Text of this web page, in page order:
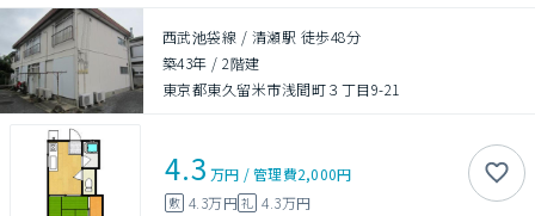
西武池袋線 / 清瀬駅 徒歩48分
築43年 /2階建
東京都東久留米市浅間町３丁目9-21
4.3 万円 /管理費2,000円
敷 4.3万円礼 4.3万円